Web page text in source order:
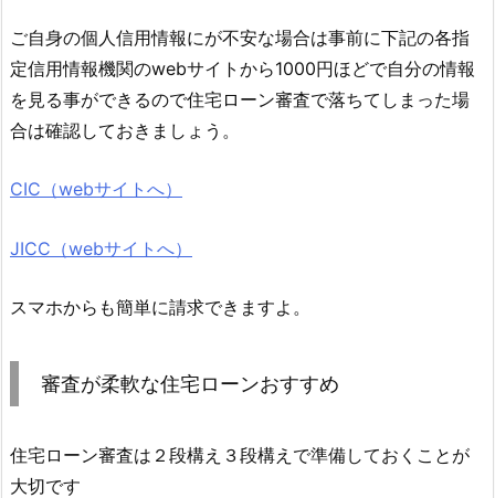
ご自身の個人信用情報にが不安な場合は事前に下記の各指
定信用情報機関のwebサイトから1000円ほどで自分の情報
を見る事ができるので住宅ローン審査で落ちてしまった場
合は確認しておきましょう。
CIC（webサイトへ）
JICC（webサイトへ）
スマホからも簡単に請求できますよ。
審査が柔軟な住宅ローンおすすめ
住宅ローン審査は２段構え３段構えで準備しておくことが
大切です